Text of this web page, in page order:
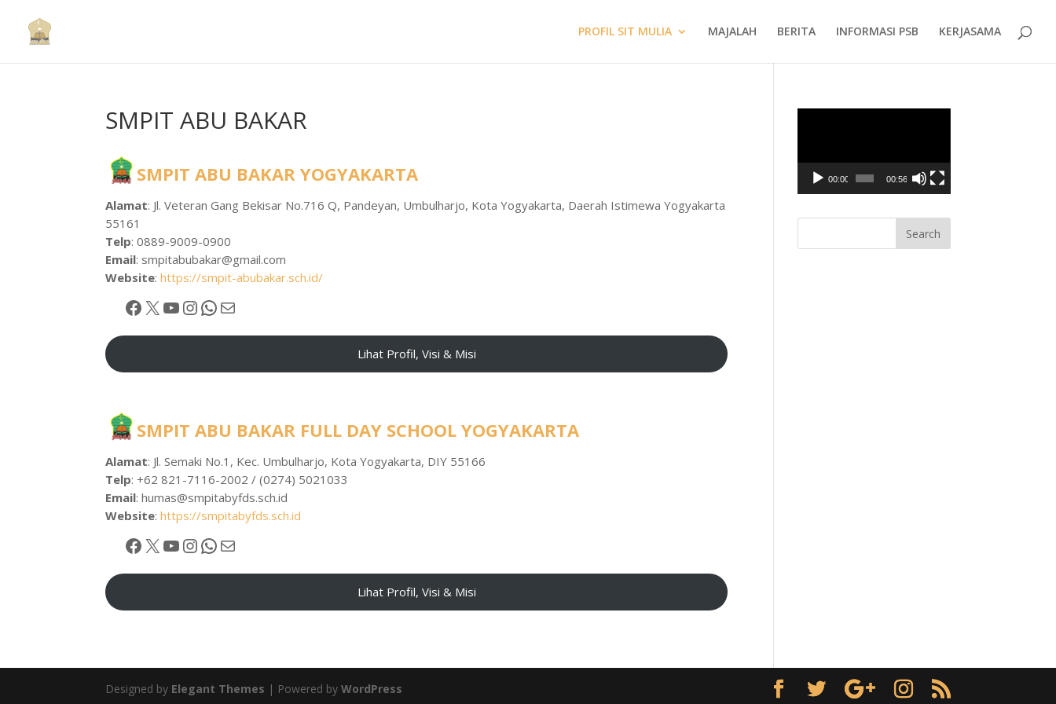
PROFIL SIT MULIA MAJALAH BERITA INFORMASI PSB KERJASAMA
SMPIT ABU BAKAR
SMPIT ABU BAKAR YOGYAKARTA
Alamat: Jl. Veteran Gang Bekisar No.716 Q, Pandeyan, Umbulharjo, Kota Yogyakarta, Daerah Istimewa Yogyakarta
55161
Telp: 0889-9009-0900
Email: smpitabubakar@gmail.com
Website:https://smpit-abubakar.sch.id/
Facebook
X YouTube
Instagram
WhatsApp
Mail
Lihat Profil, Visi & Misi
SMPIT ABU BAKAR FULL DAY SCHOOL YOGYAKARTA
Alamat: Jl. Semaki No.1, Kec. Umbulharjo, Kota Yogyakarta, DIY 55166
Telp: +62 821-7116-2002 / (0274) 5021033
Email:humas@smpitabyfds.sch.id
Website:https://smpitabyfds.sch.id
Facebook
X YouTube
Instagram
WhatsApp
Mail
Lihat Profil, Visi & Misi
00:00 00:56
Designed by Elegant Themes | Powered byWordPress